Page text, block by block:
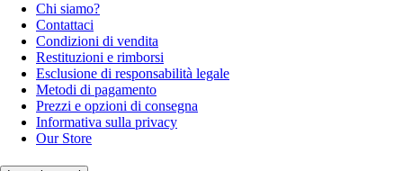
Chi siamo?
Contattaci
Condizioni di vendita
Restituzioni e rimborsi
Esclusione di responsabilità legale
Metodi di pagamento
Prezzi e opzioni di consegna
Informativa sulla privacy
Our Store